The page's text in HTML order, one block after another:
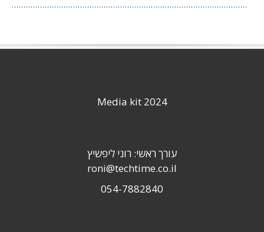
Media kit 2024
עורך ראשי: רוני ליפשיץ
roni@techtime.co.il
054-7882840